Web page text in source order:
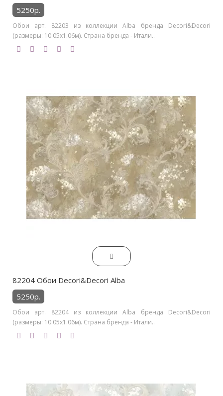
5250р.
Обои арт. 82203 из коллекции Alba бренда Decori&Decori
(размеры: 10.05х1.06м). Страна бренда - Итали..
82204 Обои Decori&Decori Alba
5250р.
Обои арт. 82204 из коллекции Alba бренда Decori&Decori
(размеры: 10.05х1.06м). Страна бренда - Итали..